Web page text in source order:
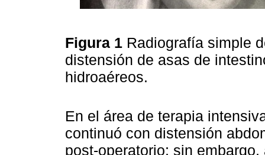
Figura 1 Radiografía simple
distensión de asas de
hidroaéreos.
En el área de terapia
continuó con distensión
post-operatorio; sin